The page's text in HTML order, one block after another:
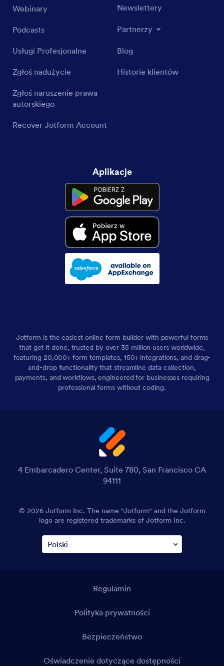
Webinary
Podcasts
Usługi Profesjonalne
Zgłoś nadużycie
Zgłoś naruszenie prawa
autorskiego
Recover Jotform Account
Newslettery
Partnerzy
Blog
Historie klientów
Aplikacje
Jotform is the easiest online form builder with powerful forms
that get it done, trusted by over 35 million users worldwide,
featuring 20,000+ form templates, 150+ integrations, and drag-
and-drop functionality that streamline data collection,
payments, and workflows, engineered for businesses requiring
professional forms without coding.
4 Embarcadero Center, Suite 780, San Francisco CA
94111
© 2026 Jotform Inc. The name "Jotform" and the Jotform
logo are registered trademarks of Jotform Inc.
Regulamin
Polityka prywatności
Bezpieczeństwo
Oświadczenie dotyczące dostępności